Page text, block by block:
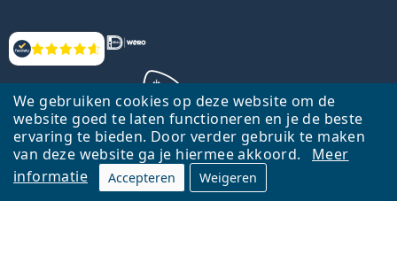
We gebruiken cookies op deze website om de
website goed te laten functioneren en je de beste
ervaring te bieden. Door verder gebruik te maken
van deze website ga je hiermee akkoord.
Meer
informatie
Accepteren Weigeren
Beoordelingen
Terug naar de homepagina
Ga omhoog
Lentiamo.nl is eigendom van en wordt beheerd door Lentiamo s.r.o.,
Tsjechië
Hier al 18 jaar voor jou.